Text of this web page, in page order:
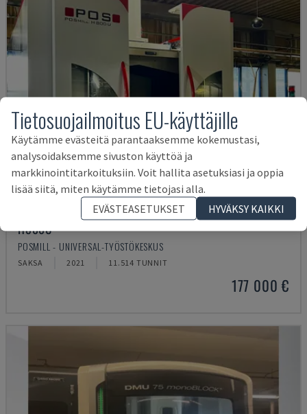
H800U
POSMILL - UNIVERSAL-TYÖSTÖKESKUS
SAKSA 2021 11.514 TUNNIT
177 000 €
Tietosuojailmoitus EU-käyttäjille
Käytämme evästeitä parantaaksemme kokemustasi,
analysoidaksemme sivuston käyttöä ja
markkinointitarkoituksiin. Voit hallita asetuksiasi ja oppia
lisää siitä, miten käytämme tietojasi alla.
EVÄSTEASETUKSET
HYVÄKSY KAIKKI